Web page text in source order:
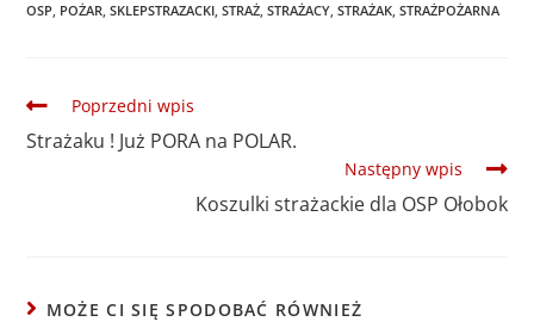
OSP POŻAR SKLEPSTRAZACKI STRAŻ STRAŻACY STRAŻAK STRAŻPOŻARNA
Poprzedni wpis
Strażaku ! Już PORA na POLAR.
Następny wpis
Koszulki strażackie dla OSP Ołobok
MOŻE CI SIĘ SPODOBAĆ RÓWNIEŻ